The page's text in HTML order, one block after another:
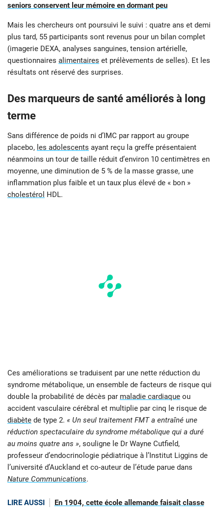
seniors conservent leur mémoire en dormant peu
Mais les chercheurs ont poursuivi le suivi : quatre ans et demi
plus tard, 55 participants sont revenus pour un bilan complet
(imagerie DEXA, analyses sanguines, tension artérielle,
questionnaires alimentaires et prélèvements de selles). Et les
résultats ont réservé des surprises.
Des marqueurs de santé améliorés à long
terme
Sans différence de poids ni d’IMC par rapport au groupe
placebo, les adolescents ayant reçu la greffe présentaient
néanmoins un tour de taille réduit d’environ 10 centimètres en
moyenne, une diminution de 5 % de la masse grasse, une
inflammation plus faible et un taux plus élevé de « bon »
cholestérol
HDL.
Ces améliorations se traduisent par une nette réduction du
syndrome métabolique, un ensemble de facteurs de risque qui
double la probabilité de décès par maladie cardiaque ou
accident vasculaire cérébral et multiplie par cinq le risque de
diabète de type 2. « Un seul traitement FMT a entraîné une
réduction spectaculaire du syndrome métabolique qui a duré
au moins quatre ans », souligne le Dr Wayne Cutfield,
professeur d’endocrinologie pédiatrique à l’Institut Liggins de
l’université d’Auckland et co-auteur de l’étude parue dans
Nature Communications.
LIRE AUSSI
En 1904, cette école allemande faisait classe